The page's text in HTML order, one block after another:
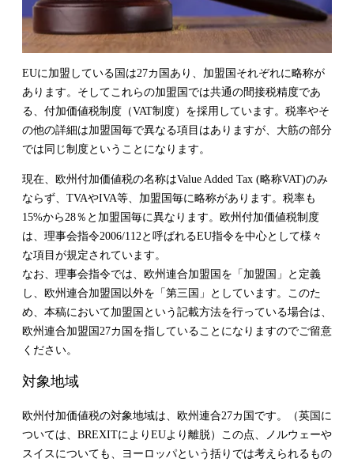
EUに加盟している国は27カ国あり、加盟国それぞれに略称が
あります。そしてこれらの加盟国では共通の間接税精度であ
る、付加価値税制度（VAT制度）を採用しています。税率やそ
の他の詳細は加盟国毎で異なる項目はありますが、大筋の部分
では同じ制度ということになります。
現在、欧州付加価値税の名称はValue Added Tax (略称VAT)のみ
ならず、 TVAやIVA等、加盟国毎に略称があります。税率も
15%から28％と加盟国毎に異なります。欧州付加価値税制度
は、理事会指令2006/112と呼ばれるEU指令を中心として様々
な項目が規定されています。
なお、理事会指令では、欧州連合加盟国を「加盟国」と定義
し、欧州連合加盟国以外を「第三国」としています。このた
め、本稿において加盟国という記載方法を行っている場合は、
欧州連合加盟国 27カ国を指していることになりますのでご留意
ください。
対象地域
欧州付加価値税の対象地域は、欧州連合27カ国です。（英国に
ついては、 BREXITにより EUより離脱）この点、ノルウェーや
スイスについても、ヨーロッパという括りでは考えられるもの